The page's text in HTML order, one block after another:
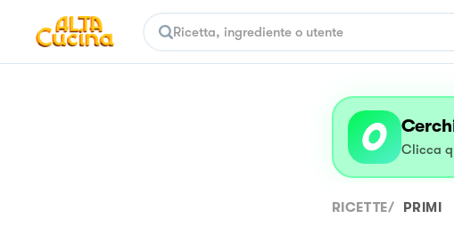
Clicca
RICETTE/ PRIMI